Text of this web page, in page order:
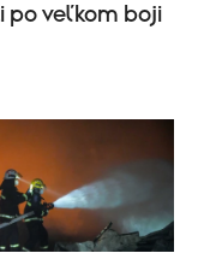
po veľkom boji